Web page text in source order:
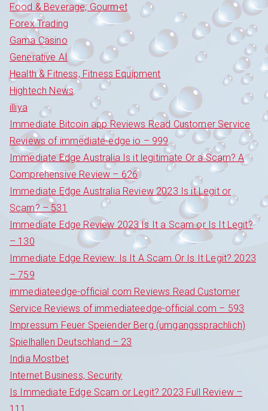
Food & Beverage, Gourmet
Forex Trading
Gama Casino
Generative AI
Health & Fitness, Fitness Equipment
Hightech News
illiya
Immediate Bitcoin app Reviews Read Customer Service
Reviews of immediate-edge io – 999
Immediate Edge Australia Is it legitimate Or a Scam? A
Comprehensive Review – 626
Immediate Edge Australia Review 2023 Is it Legit or
Scam? – 531
Immediate Edge Review 2023 Is It a Scam or Is It Legit?
– 130
Immediate Edge Review: Is It A Scam Or Is It Legit? 2023
– 759
immediateedge-official com Reviews Read Customer
Service Reviews of immediateedge-official.com – 593
Impressum Feuer Speiender Berg (umgangssprachlich)
Spielhallen Deutschland – 23
India Mostbet
Internet Business, Security
Is Immediate Edge Scam or Legit? 2023 Full Review –